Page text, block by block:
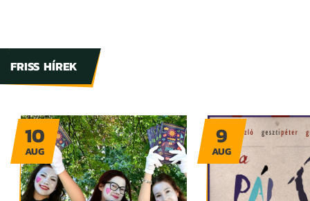
FRISS HÍREK
10
AUG
9
AUG